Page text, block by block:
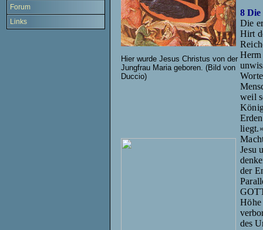
Forum
Links
Hier wurde Jesus Christus von der
Jungfrau Maria geboren. (Bild von
Duccio)
8
Die
Hirt
Herrn
weil
Jesu
der
des